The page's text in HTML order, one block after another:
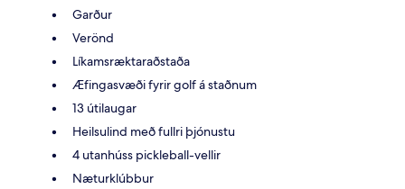
Garður
Verönd
Líkamsræktaraðstaða
Æfingasvæði fyrir golf á staðnum
13 útilaugar
Heilsulind með fullri þjónustu
4 utanhúss pickleball-vellir
Næturklúbbur